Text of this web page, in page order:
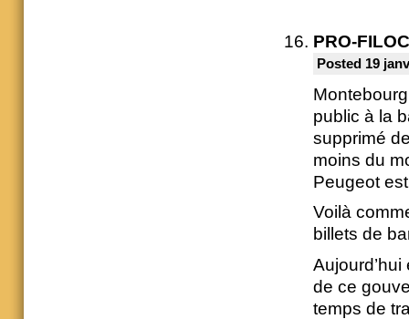
PRO-
Posted 19
public à la
supprimé
moins du
Peugeot
Voilà
billets de
de ce
temps de